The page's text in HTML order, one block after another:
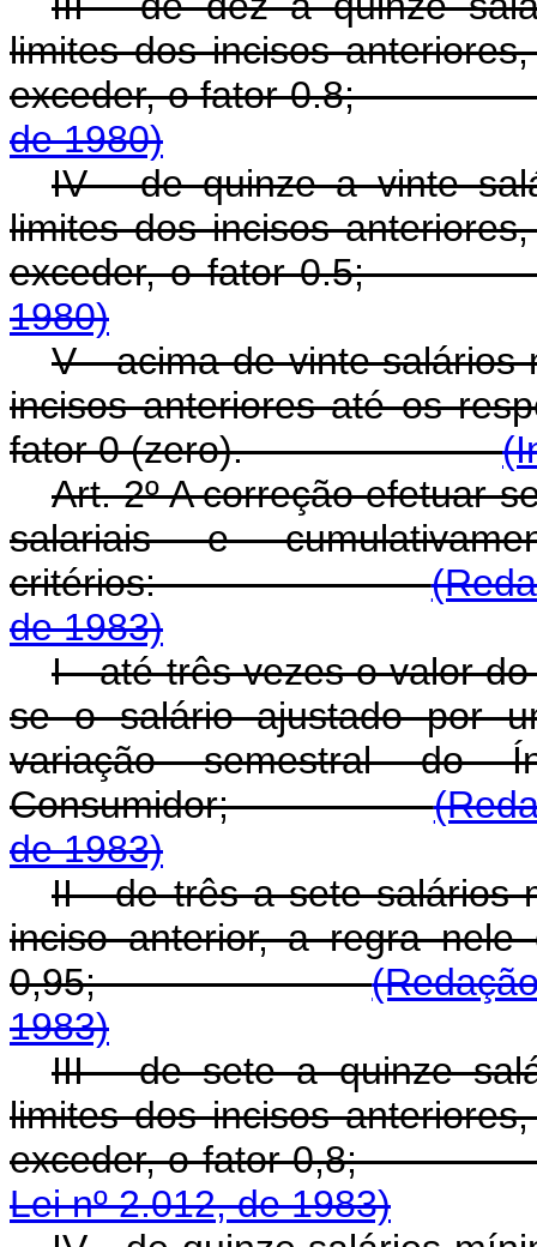
limites dos incisos
exceder, o fator
de 1980)
IV - de quinze a vinte
limites dos incisos
exceder, o fator
1980)
V - acima de vinte salários
incisos anteriores até os
fator 0 (zero).
Art. 2º A correção efetuar-
salariais e
critérios:
de 1983)
I - até três vezes o valor
se o salário ajustado por
variação semestral do
Consumidor;
de 1983)
II - de três a sete salários
inciso anterior, a regra
0,95;
1983)
III - de sete a quinze
limites dos incisos
exceder, o fator
Lei nº 2.012, de 1983)